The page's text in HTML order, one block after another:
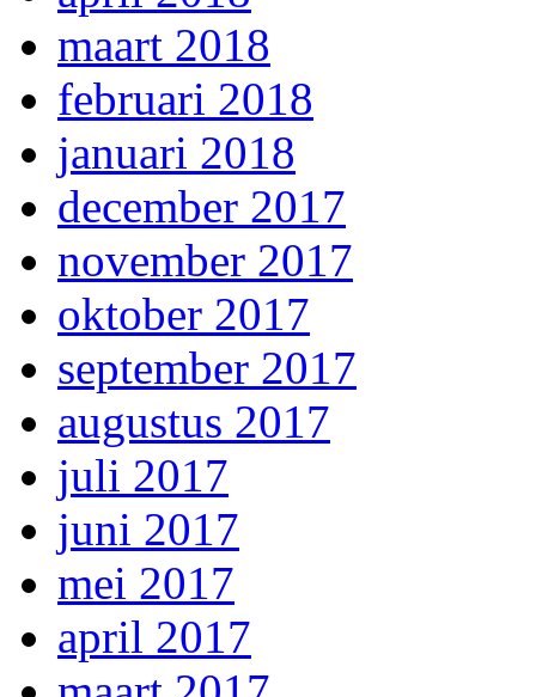
maart 2018
februari 2018
januari 2018
december 2017
november 2017
oktober 2017
september 2017
augustus 2017
juli 2017
juni 2017
mei 2017
april 2017